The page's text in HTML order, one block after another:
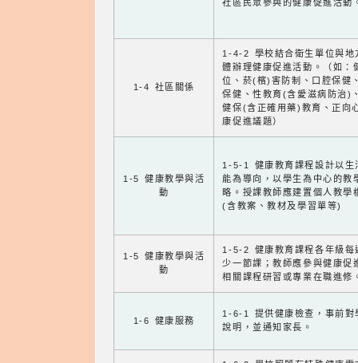
社區民眾參與的健康促進活動
1-4 社區關係
1-4-2 學校結合衛生單位與地
體辦理健康促進活動。（如：
位、菸(檳)害防制、口腔保健
保健、性教育(含愛滋病防治)
健保(含正確用藥)教育、正向
康促進議題）
1-5 健康教學與活
動
1-5-1 健康教育課程設計以生
能為導向，以學生為中心的教
略。授課教師應建置個人教學
(含教案、教材及學習單等)
1-5 健康教學與活
動
1-5-2 健康教育課程各年級每
少一節課；教師應參與健康促
相關課程研習或專業在職進修
1-6 健康服務
1-6-1 提供健康檢查，事前對
說明，並通知家長。